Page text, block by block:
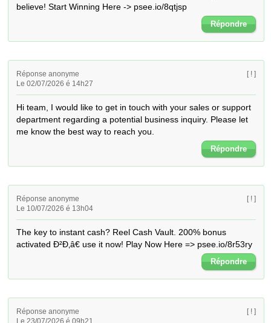
believe! Start Winning Here -> psee.io/8qtjsp
Répondre
Réponse anonyme
Le 02/07/2026 é 14h27
[ ! ]
Hi team, I would like to get in touch with your sales or support
department regarding a potential business inquiry. Please let
me know the best way to reach you.
Répondre
Réponse anonyme
Le 10/07/2026 é 13h04
[ ! ]
The key to instant cash? Reel Cash Vault. 200% bonus
activated Ð²Ð‚â€ use it now! Play Now Here => psee.io/8r53ry
Répondre
Réponse anonyme
Le 23/07/2026 é 09h21
[ ! ]